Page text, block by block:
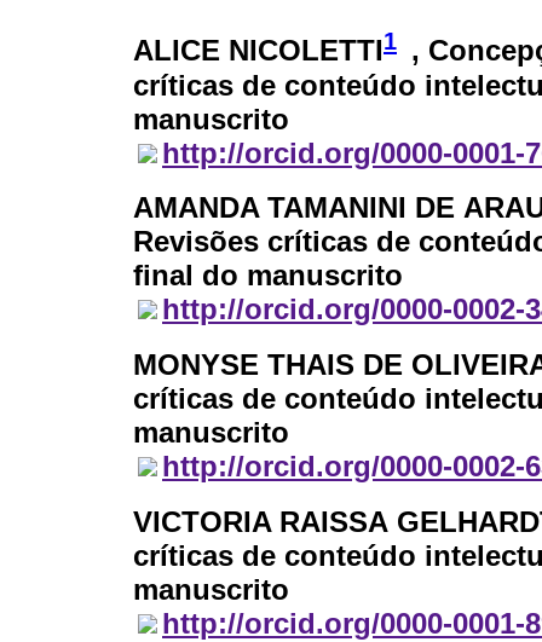
ALICE NICOLETTI1 ,
críticas de conteúdo
manuscrito
http://orcid.org/0000-0001-
AMANDA TAMANINI DE
Revisões críticas de
final do manuscrito
http://orcid.org/0000-0002-
MONYSE THAIS DE
críticas de conteúdo
manuscrito
http://orcid.org/0000-0002-
VICTORIA RAISSA
críticas de conteúdo
manuscrito
http://orcid.org/0000-0001-